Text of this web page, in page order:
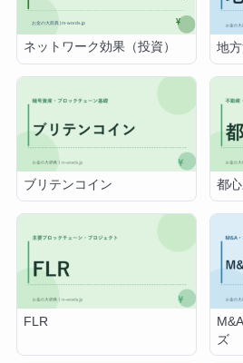
ネットワーク効果（投資） 地
ブリテンコイン 都
FLR
ズ